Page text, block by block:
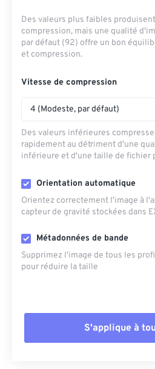
Des valeurs plus faibles
compression, mais une qualité
par défaut (92) offre un bon
et compression.
Vitesse de compression
4 (Modeste, par défaut)
Des valeurs inférieures
rapidement au détriment d'une
inférieure et d'une taille de fichier
Orientation automatique
Orientez correctement l'image à
capteur de gravité stockées dans
Métadonnées de bande
Supprimez l'image de tous les
pour réduire la taille
S'applique à